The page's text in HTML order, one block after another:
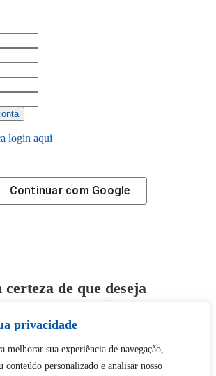
privacidade
melhorar sua experiência de navegação,
conteúdo personalizado e analisar nosso
login aqui
Continuar com Google
certeza de que deseja
esta publicação?
Desbloquear esquerda : 0